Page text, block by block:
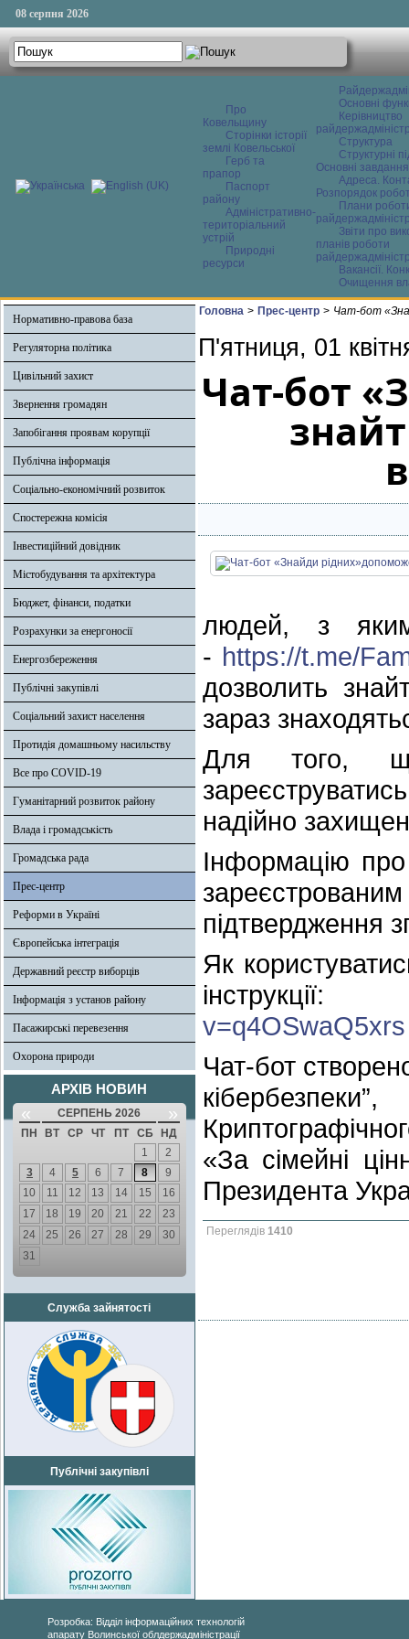
08 серпня 2026
Про
Ковельщину
Сторінки історії
землі Ковельської
Герб та
прапор
Паспорт
району
Адміністративно-
територіальний
устрій
Природні
ресурси
Основні
Керівництво
Структура
Структурні
Основні завдання
Адреса.
Розпорядок
Плани
Звіти про
планів роботи
Вакансії.
Очищення
Нормативно-правова база
Регуляторна політика
Цивільний захист
Звернення громадян
Запобігання проявам корупції
Публічна інформація
Соціально-економічний розвиток
Спостережна комісія
Інвестиційний довідник
Містобудування та архітектура
Бюджет, фінанси, податки
Розрахунки за енергоносії
Енергозбереження
Публічні закупівлі
Соціальний захист населення
Протидія домашньому насильству
Все про COVID-19
Гуманітарний розвиток району
Влада і громадськість
Громадська рада
Прес-центр
Реформи в Україні
Європейська інтеграція
Державний реєстр виборців
Інформація з установ району
Пасажирські перевезення
Охорона природи
АРХІВ НОВИН
« СЕРПЕНЬ 2026 »
ПН ВТ СР ЧТ ПТ СБ
НД
1
2
3
4 5 6 7 8
9
10
11 12 13 14 15
16
17
18 19 20 21 22
23
24
25 26 27 28 29
30
31
Служба зайнятості
Публічні закупівлі
Головна > Прес-центр > Чат-бот
П'ятниця, 01
Чат-бот
людей, з
- https://t.me/
дозволить
зараз
Для того,
надійно
Інформацію
підтвердження
Як
v=q4OSwaQ5xrs
Чат-бот
«За сімейні
Президента
Переглядів 1410
Розробка: Відділ інформаційних технологій
апарату Волинської облдержадміністрації